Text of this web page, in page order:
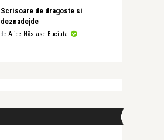
Scrisoare de dragoste si
deznadejde
de Alice Năstase Buciuta